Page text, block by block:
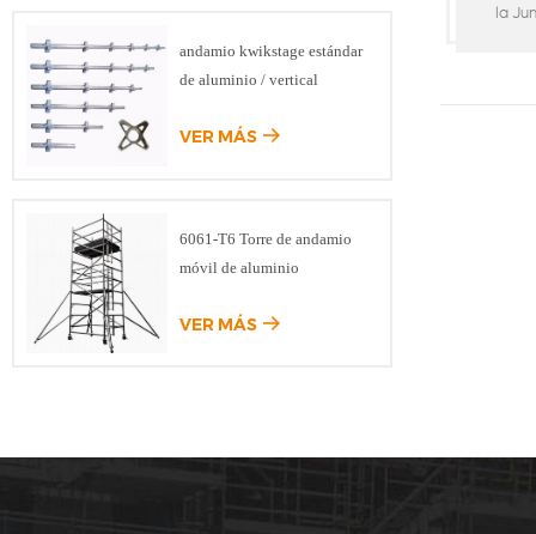
la
andamio kwikstage estándar
de aluminio / vertical
VER MÁS
6061-T6 Torre de andamio
móvil de aluminio
VER MÁS